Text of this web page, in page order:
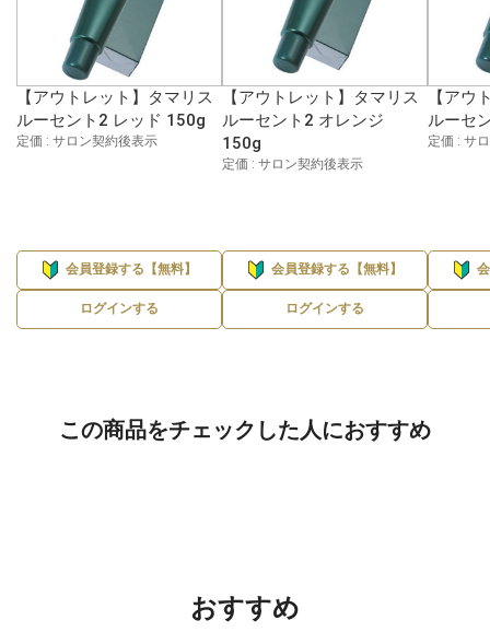
【アウトレット】タマリス
ルーセント2 レッド 150g
定価 : サロン契約後表示
会員登録する【無料】
ログインする
【アウトレット】タマリス
ルーセント2 オレンジ
150g
定価 : サロン契約後表示
会員登録する【無料】
ログインする
【アウ
ルーセ
定価 : サ
この商品をチェックした人におすすめ
おすすめ